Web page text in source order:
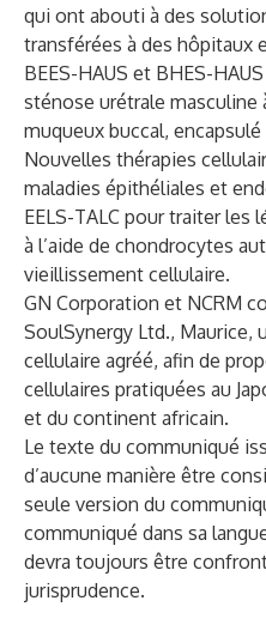
qui ont abouti à des
transférées à des hôpitaux
BEES-HAUS et BHES-HAUS
sténose urétrale masculine
muqueux buccal,
Nouvelles thérapies
maladies épithéliales et
EELS-TALC pour traiter les
à l’aide de chondrocytes
vieillissement cellulaire.
GN Corporation et NCRM
SoulSynergy Ltd., Maurice,
cellulaire agréé, afin de
cellulaires pratiquées au
et du continent africain.
Le texte du communiqué
d’aucune manière être
seule version du
communiqué dans sa
devra toujours être
jurisprudence.